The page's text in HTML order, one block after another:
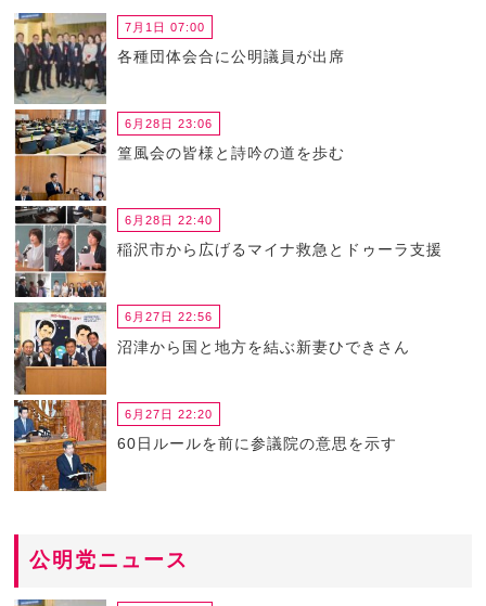
7月1日 07:00
各種団体会合に公明議員が出席
6月28日 23:06
篁風会の皆様と詩吟の道を歩む
6月28日 22:40
稲沢市から広げるマイナ救急とドゥーラ支援
6月27日 22:56
沼津から国と地方を結ぶ新妻ひできさん
6月27日 22:20
60日ルールを前に参議院の意思を示す
公明党ニュース